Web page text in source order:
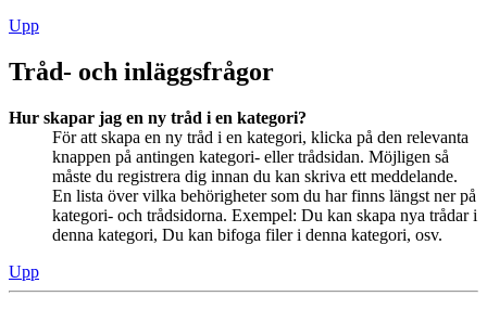
Upp
Tråd- och inläggsfrågor
Hur skapar jag en ny tråd i en kategori?
För att skapa en ny tråd i en kategori, klicka på den relevanta
knappen på antingen kategori- eller trådsidan. Möjligen så
måste du registrera dig innan du kan skriva ett meddelande.
En lista över vilka behörigheter som du har finns längst ner på
kategori- och trådsidorna. Exempel: Du kan skapa nya trådar i
denna kategori, Du kan bifoga filer i denna kategori, osv.
Upp